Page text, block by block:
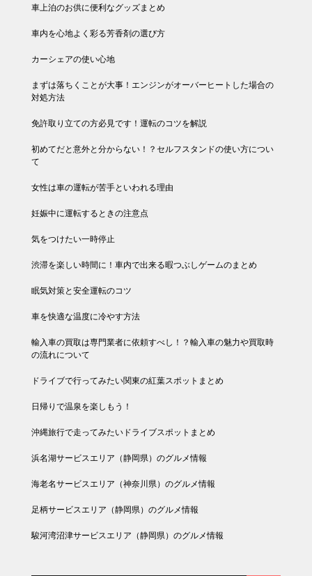
車上泊のお供に便利なグッズまとめ
車内を心地よく彩る芳香剤の選び方
カーシェアの使い心地
まずは落ちくことが大事！エンジンがオーバーヒートした場合の
対処方法
免許取り立ての方必見です！運転のコツを解説
初めてだと意外と分からない！？セルフスタンドの使い方につい
て
女性は車の運転が苦手といわれる理由
妊娠中に運転するときの注意点
気をつけたい一時停止
渋滞を楽しい時間に！車内で出来る暇つぶしゲームのまとめ
眠気対策と安全運転のコツ
車を快適な温度に冷やす方法
輸入車の買取は専門業者に依頼すべし！？輸入車の魅力や買取時
の流れについて
ドライブで行ってみたい関東の紅葉スポットまとめ
日帰りで温泉を楽しもう！
沖縄旅行で走ってみたいドライブスポットまとめ
浜名湖サービスエリア（静岡県）のグルメ情報
海老名サービスエリア（神奈川県）のグルメ情報
足柄サービスエリア（静岡県）のグルメ情報
駿河湾沼津サービスエリア（静岡県）のグルメ情報